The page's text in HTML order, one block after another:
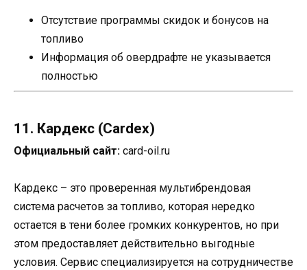
Отсутствие программы скидок и бонусов на
топливо
Информация об овердрафте не указывается
полностью
11. Кардекс (Cardex)
Официальный сайт: card-oil.ru
Кардекс – это проверенная мультибрендовая
система расчетов за топливо, которая нередко
остается в тени более громких конкурентов, но при
этом предоставляет действительно выгодные
условия. Сервис специализируется на сотрудничестве